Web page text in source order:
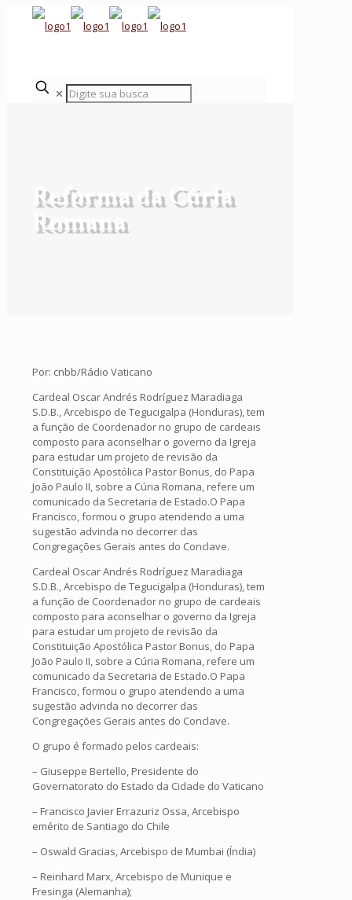
✕
Reforma da Cúria
Romana
Por: cnbb/Rádio Vaticano
Cardeal Oscar Andrés Rodríguez Maradiaga
S.D.B., Arcebispo de Tegucigalpa (Honduras), tem
a função de Coordenador no grupo de cardeais
composto para aconselhar o governo da Igreja
para estudar um projeto de revisão da
Constituição Apostólica Pastor Bonus, do Papa
João Paulo II, sobre a Cúria Romana, refere um
comunicado da Secretaria de Estado.O Papa
Francisco, formou o grupo atendendo a uma
sugestão advinda no decorrer das
Congregações Gerais antes do Conclave.
Cardeal Oscar Andrés Rodríguez Maradiaga
S.D.B., Arcebispo de Tegucigalpa (Honduras), tem
a função de Coordenador no grupo de cardeais
composto para aconselhar o governo da Igreja
para estudar um projeto de revisão da
Constituição Apostólica Pastor Bonus, do Papa
João Paulo II, sobre a Cúria Romana, refere um
comunicado da Secretaria de Estado.O Papa
Francisco, formou o grupo atendendo a uma
sugestão advinda no decorrer das
Congregações Gerais antes do Conclave.
O grupo é formado pelos cardeais:
– Giuseppe Bertello, Presidente do
Governatorato do Estado da Cidade do Vaticano
– Francisco Javier Errazuriz Ossa, Arcebispo
emérito de Santiago do Chile
– Oswald Gracias, Arcebispo de Mumbai (Índia)
– Reinhard Marx, Arcebispo de Munique e
Fresinga (Alemanha);